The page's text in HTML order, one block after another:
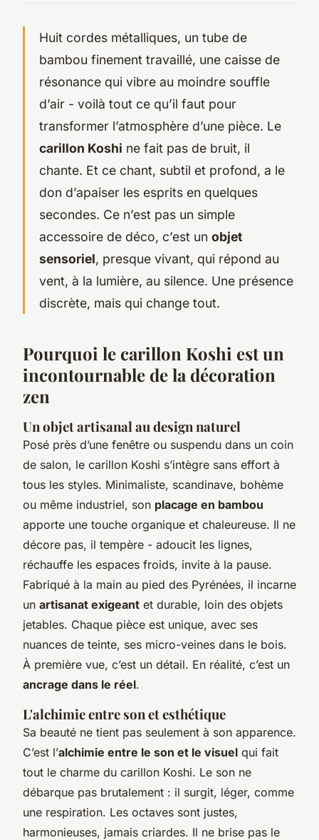
Huit cordes métalliques, un tube de
bambou finement travaillé, une caisse de
résonance qui vibre au moindre souffle
d’air - voilà tout ce qu’il faut pour
transformer l’atmosphère d’une pièce. Le
carillon Koshi ne fait pas de bruit, il
chante. Et ce chant, subtil et profond, a le
don d’apaiser les esprits en quelques
secondes. Ce n’est pas un simple
accessoire de déco, c’est un objet
sensoriel, presque vivant, qui répond au
vent, à la lumière, au silence. Une présence
discrète, mais qui change tout.
Pourquoi le carillon Koshi est un
incontournable de la décoration
zen
Un objet artisanal au design naturel
Posé près d’une fenêtre ou suspendu dans un coin
de salon, le carillon Koshi s’intègre sans effort à
tous les styles. Minimaliste, scandinave, bohème
ou même industriel, son placage en bambou
apporte une touche organique et chaleureuse. Il ne
décore pas, il tempère - adoucit les lignes,
réchauffe les espaces froids, invite à la pause.
Fabriqué à la main au pied des Pyrénées, il incarne
un artisanat exigeant et durable, loin des objets
jetables. Chaque pièce est unique, avec ses
nuances de teinte, ses micro-veines dans le bois.
À première vue, c’est un détail. En réalité, c’est un
ancrage dans le réel.
L'alchimie entre son et esthétique
Sa beauté ne tient pas seulement à son apparence.
C’est l’alchimie entre le son et le visuel qui fait
tout le charme du carillon Koshi. Le son ne
débarque pas brutalement : il surgit, léger, comme
une respiration. Les octaves sont justes,
harmonieuses, jamais criardes. Il ne brise pas le